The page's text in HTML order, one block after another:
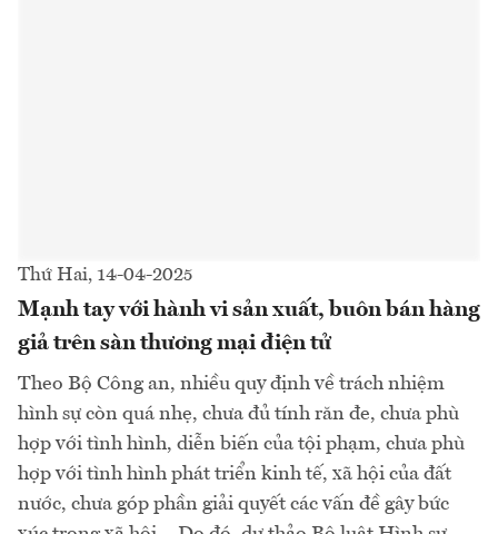
Thứ Hai, 14-04-2025
Mạnh tay với hành vi sản xuất, buôn bán hàng
giả trên sàn thương mại điện tử
Theo Bộ Công an, nhiều quy định về trách nhiệm
hình sự còn quá nhẹ, chưa đủ tính răn đe, chưa phù
hợp với tình hình, diễn biến của tội phạm, chưa phù
hợp với tình hình phát triển kinh tế, xã hội của đất
nước, chưa góp phần giải quyết các vấn đề gây bức